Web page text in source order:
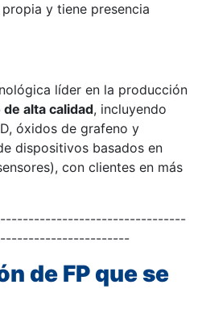
y tiene presencia
líder en la producción
alta calidad, incluyendo
óxidos de grafeno y
dispositivos basados en
con clientes en más
de FP que se